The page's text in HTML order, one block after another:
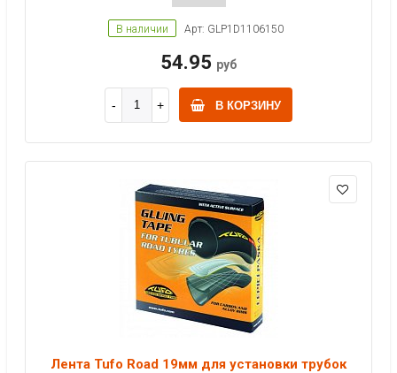
В наличии Арт: GLP1D1106150
54.95 руб
В КОРЗИНУ
Лента Tufo Road 19мм для установки трубок